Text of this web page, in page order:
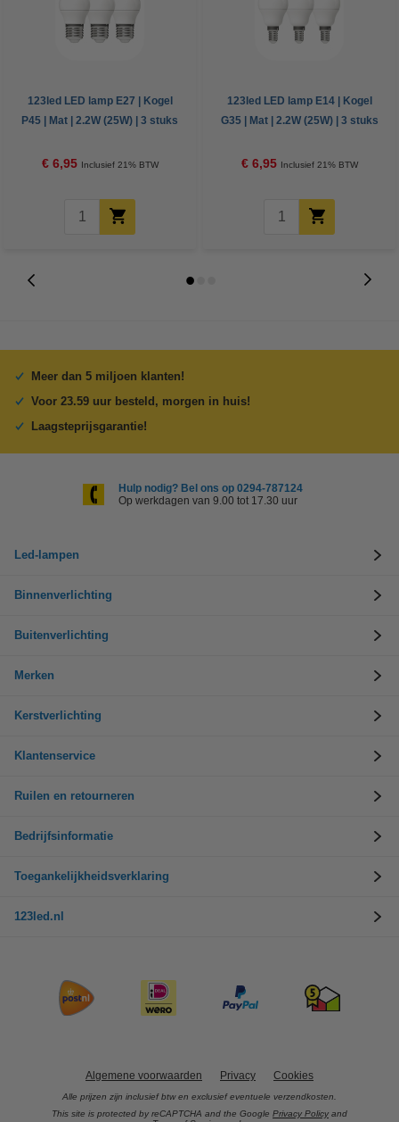
123led LED lamp E27 | Kogel
P45 | Mat | 2.2W (25W) | 3 stuks
€ 6,95 Inclusief 21% BTW
123led LED lamp E14 | Kogel
G35 | Mat | 2.2W (25W) | 3 stuks
€ 6,95 Inclusief 21% BTW
Meer dan 5 miljoen klanten!
Voor 23.59 uur besteld, morgen in huis!
Laagsteprijsgarantie!
Hulp nodig? Bel ons op 0294-787124
Op werkdagen van 9.00 tot 17.30 uur
Led-lampen
Binnenverlichting
Buitenverlichting
Merken
Kerstverlichting
Klantenservice
Ruilen en retourneren
Bedrijfsinformatie
Toegankelijkheidsverklaring
123led.nl
Algemene voorwaarden Privacy Cookies
Alle prijzen zijn inclusief btw en exclusief eventuele verzendkosten.
This site is protected by reCAPTCHA and the Google Privacy Policy and